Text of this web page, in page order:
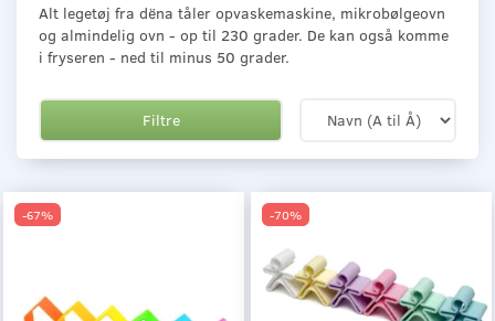
Alt legetøj fra dëna tåler opvaskemaskine, mikrobølgeovn
og almindelig ovn - op til 230 grader. De kan også komme
i fryseren - ned til minus 50 grader.
Filtre
-67% -70%